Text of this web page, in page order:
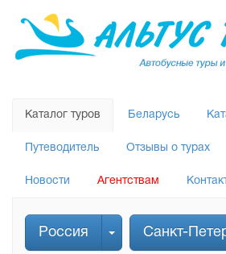
Каталог туров Беларусь
Путеводитель Отзывы о турах
Новости Агентствам
Россия Санкт-